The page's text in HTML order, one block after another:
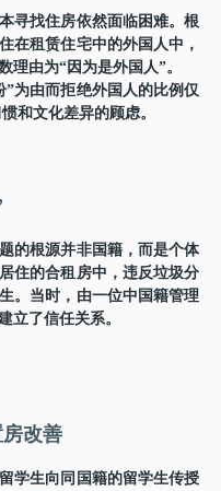
寻找住房依然面临困难。根
在租赁住宅中的外国人中，
理由为“因为是外国人”。
为由而拒绝外国人的比例仅
和文化差异的顾虑。
的根源并非国籍，而是个体
住的合租房中，违反垃圾分
。当时，由一位中国籍管理
立了信任关系。
改善
学生向同国籍的留学生传授